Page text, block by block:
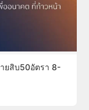
ยสิบ50อัตรา 8-